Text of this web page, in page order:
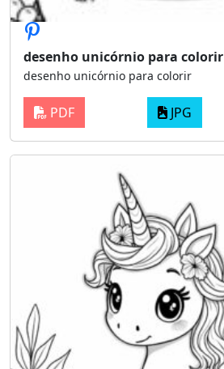
desenho unicórnio para colorir
desenho unicórnio para colorir
PDF JPG